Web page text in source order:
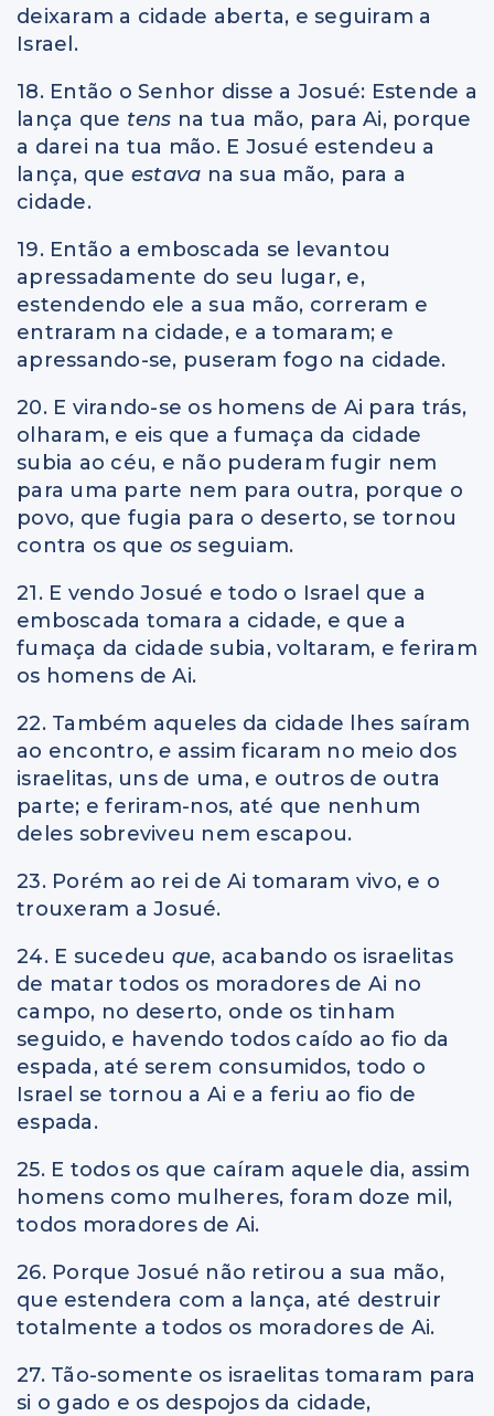
deixaram a cidade aberta, e seguiram a
Israel.
18. Então o Senhor disse a Josué: Estende a
lança que tens na tua mão, para Ai, porque
a darei na tua mão. E Josué estendeu a
lança, que estava na sua mão, para a
cidade.
19. Então a emboscada se levantou
apressadamente do seu lugar, e,
estendendo ele a sua mão, correram e
entraram na cidade, e a tomaram; e
apressando-se, puseram fogo na cidade.
20. E virando-se os homens de Ai para trás,
olharam, e eis que a fumaça da cidade
subia ao céu, e não puderam fugir nem
para uma parte nem para outra, porque o
povo, que fugia para o deserto, se tornou
contra os que osseguiam.
21. E vendo Josué e todo o Israel que a
emboscada tomara a cidade, e que a
fumaça da cidade subia, voltaram, e feriram
os homens de Ai.
22. Também aqueles da cidade lhes saíram
ao encontro,e assim ficaram no meio dos
israelitas, uns de uma, e outros de outra
parte; e feriram-nos, até que nenhum
deles sobreviveu nem escapou.
23. Porém ao rei de Ai tomaram vivo, e o
trouxeram a Josué.
24. E sucedeu que, acabando os israelitas
de matar todos os moradores de Ai no
campo, no deserto, onde os tinham
seguido, e havendo todos caído ao fio da
espada, até serem consumidos, todo o
Israel se tornou a Ai e a feriu ao fio de
espada.
25. E todos os que caíram aquele dia, assim
homens como mulheres, foram doze mil,
todos moradores de Ai.
26. Porque Josué não retirou a sua mão,
que estendera com a lança, até destruir
totalmente a todos os moradores de Ai.
27. Tão-somente os israelitas tomaram para
si o gado e os despojos da cidade,